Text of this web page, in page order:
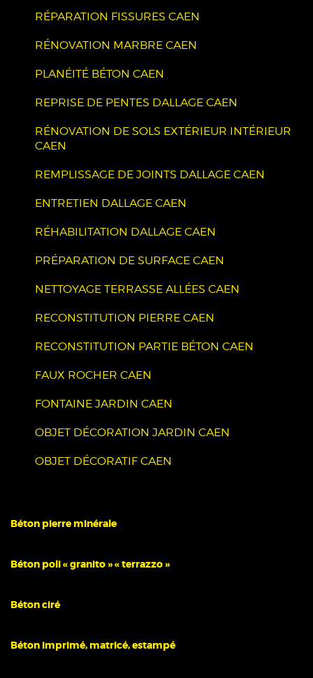
RÉPARATION FISSURES CAEN
RÉNOVATION MARBRE CAEN
PLANÉITÉ BÉTON CAEN
REPRISE DE PENTES DALLAGE CAEN
RÉNOVATION DE SOLS EXTÉRIEUR INTÉRIEUR
CAEN
REMPLISSAGE DE JOINTS DALLAGE CAEN
ENTRETIEN DALLAGE CAEN
RÉHABILITATION DALLAGE CAEN
PRÉPARATION DE SURFACE CAEN
NETTOYAGE TERRASSE ALLÉES CAEN
RECONSTITUTION PIERRE CAEN
RECONSTITUTION PARTIE BÉTON CAEN
FAUX ROCHER CAEN
FONTAINE JARDIN CAEN
OBJET DÉCORATION JARDIN CAEN
OBJET DÉCORATIF CAEN
Béton pierre minérale
Béton poli « granito » « terrazzo »
Béton ciré
Béton imprimé, matricé, estampé